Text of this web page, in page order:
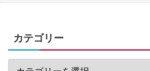
カテゴリー